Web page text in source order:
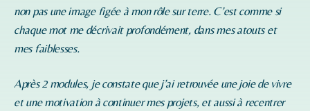
non pas une image figée à mon rôle sur terre. C’est comme si
chaque mot me décrivait profondément, dans mes atouts et
mes faiblesses.
Après 2 modules, je constate que j’ai retrouvée une joie de vivre
et une motivation à continuer mes projets, et aussi à recentrer